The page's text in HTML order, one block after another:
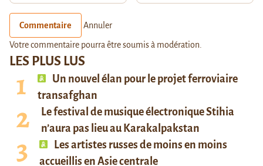
LES PLUS LUS
Un nouvel élan pour le projet ferroviaire
transafghan
Le festival de musique électronique Stihia
n’aura pas lieu au Karakalpakstan
Les artistes russes de moins en moins
accueillis en Asie centrale
Commentaire Annuler
Votre commentaire pourra être soumis à modération.